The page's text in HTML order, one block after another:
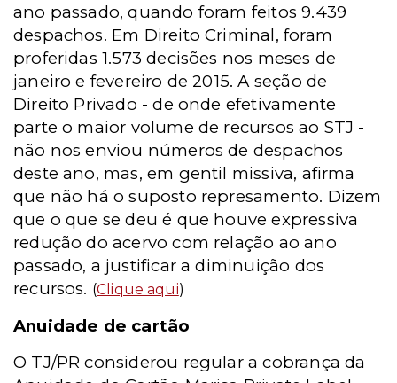
ano passado, quando foram feitos 9.439
despachos. Em Direito Criminal, foram
proferidas 1.573 decisões nos meses de
janeiro e fevereiro de 2015. A seção de
Direito Privado - de onde efetivamente
parte o maior volume de recursos ao STJ -
não nos enviou números de despachos
deste ano, mas, em gentil missiva, afirma
que não há o suposto represamento. Dizem
que o que se deu é que houve expressiva
redução do acervo com relação ao ano
passado, a justificar a diminuição dos
recursos. (Clique aqui)
Anuidade de cartão
O TJ/PR considerou regular a cobrança da